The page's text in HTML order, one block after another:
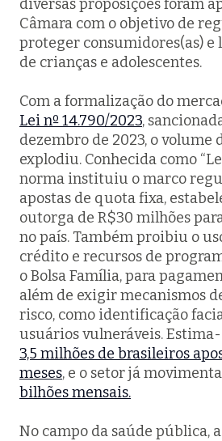
diversas proposições foram
Câmara com o objetivo de
proteger consumidores(as) e
de crianças e adolescentes.
Com a formalização do
Lei nº 14.790/2023,
dezembro de 2023, o volume
explodiu. Conhecida como
norma instituiu o marco
apostas de quota fixa,
outorga de R$30 milhões
no país. Também proibiu o
crédito e recursos de
o Bolsa Família, para
além de exigir mecanismos
risco, como identificação
usuários vulneráveis.
3,5 milhões de brasileiros
meses, e o setor já
bilhões mensais.
No campo da saúde pública,